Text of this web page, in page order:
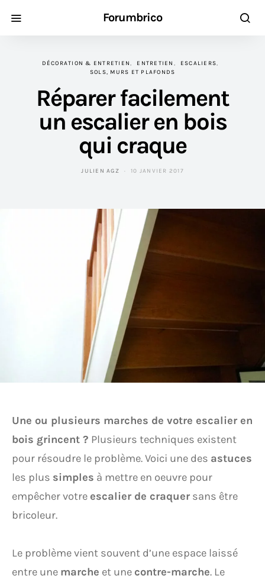
Forumbrico
DÉCORATION & ENTRETIEN ENTRETIEN
ESCALIERS
SOLS, MURS ET PLAFONDS
Réparer facilement
un escalier en bois
qui craque
JULIEN AGZ 10 JANVIER 2017
Une ou plusieurs marches de votre escalier en
bois grincent ? Plusieurs techniques existent
pour résoudre le problème. Voici une des astuces
les plus simples à mettre en oeuvre pour
empêcher votre escalier de craquer sans être
bricoleur.
Le problème vient souvent d’une espace laissé
entre une marche et une contre-marche. Le